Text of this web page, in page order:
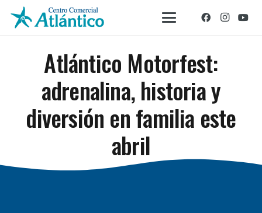
Atlántico Motorfest:
adrenalina, historia y
diversión en familia este
abril